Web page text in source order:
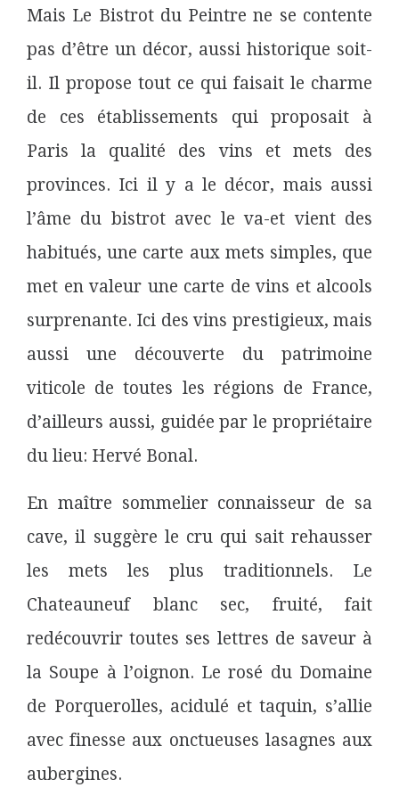
Mais Le Bistrot du Peintre ne se contente
pas d’être un décor, aussi historique soit-
il. Il propose tout ce qui faisait le charme
de ces établissements qui proposait à
Paris la qualité des vins et mets des
provinces. Ici il y a le décor, mais aussi
l’âme du bistrot avec le va-et vient des
habitués, une carte aux mets simples, que
met en valeur une carte de vins et alcools
surprenante. Ici des vins prestigieux, mais
aussi une découverte du patrimoine
viticole de toutes les régions de France,
d’ailleurs aussi, guidée par le propriétaire
du lieu: Hervé Bonal.
En maître sommelier connaisseur de sa
cave, il suggère le cru qui sait rehausser
les mets les plus traditionnels. Le
Chateauneuf blanc sec, fruité, fait
redécouvrir toutes ses lettres de saveur à
la Soupe à l’oignon. Le rosé du Domaine
de Porquerolles, acidulé et taquin, s’allie
avec finesse aux onctueuses lasagnes aux
aubergines.